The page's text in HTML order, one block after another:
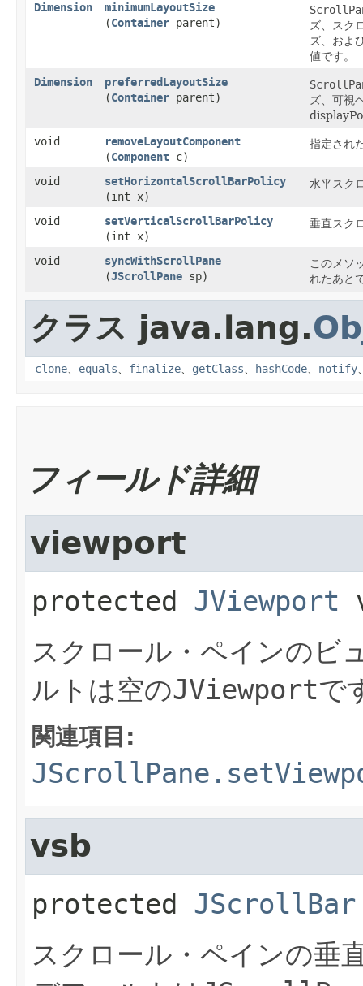
Dimension minimumLayoutSize
(Container parent)
ズ、スク
ズ、およ
値です。
Dimension preferredLayoutSize
(Container parent)
ズ、可視
void removeLayoutComponent
(Component c)
指定され
void setHorizontalScrollBarPolicy
(int x)
水平スク
void setVerticalScrollBarPolicy
(int x)
垂直スク
void syncWithScrollPane
(JScrollPane sp)
このメソ
れたあと
クラス java.lang.
clone、 equals、 finalize、 getClass、 hashCode、 notify
フィールド詳細
viewport
protected JViewport
スクロール・ペインのビ
ルトは空のJViewportで
関連項目:
vsb
protected JScrollBar
スクロール・ペインの垂